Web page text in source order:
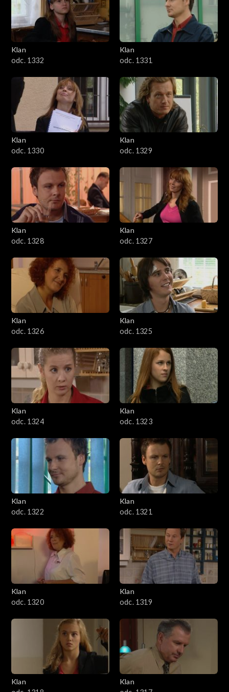
Klan
odc. 1332
Klan
odc. 1331
Klan
odc. 1330
Klan
odc. 1329
Klan
odc. 1328
Klan
odc. 1327
Klan
odc. 1326
Klan
odc. 1325
Klan
odc. 1324
Klan
odc. 1323
Klan
odc. 1322
Klan
odc. 1321
Klan
odc. 1320
Klan
odc. 1319
Klan
Klan